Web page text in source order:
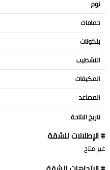
نوم
حمامات
بلكونات
التشطيب
المكيفات
المصاعد
تاريخ الاتاحة
# الإطلالات للشقة
غير متاح